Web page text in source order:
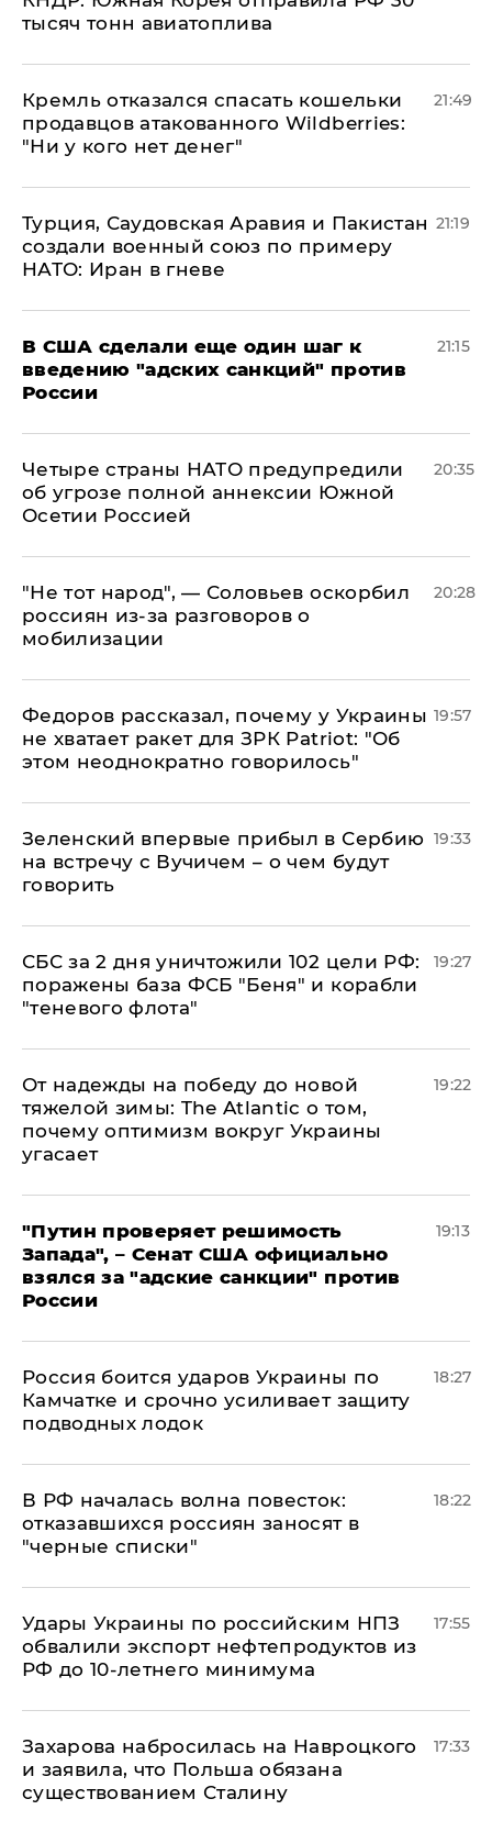
тысяч тонн авиатоплива
Кремль отказался спасать кошельки
продавцов атакованного Wildberries:
"Ни у кого нет денег"
21:49
Турция, Саудовская Аравия и Пакистан
создали военный союз по примеру
НАТО: Иран в гневе
21:19
В США сделали еще один шаг к
введению "адских санкций" против
России
21:15
Четыре страны НАТО предупредили
об угрозе полной аннексии Южной
Осетии Россией
20:35
​"Не тот народ", — Соловьев оскорбил
россиян из-за разговоров о
мобилизации
20:28
Федоров рассказал, почему у Украины
не хватает ракет для ЗРК Patriot: "Об
этом неоднократно говорилось"
19:57
Зеленский впервые прибыл в Сербию
на встречу с Вучичем – о чем будут
говорить
19:33
СБС за 2 дня уничтожили 102 цели РФ:
поражены база ФСБ "Беня" и корабли
"теневого флота"
19:27
От надежды на победу до новой
тяжелой зимы: The Atlantic о том,
почему оптимизм вокруг Украины
угасает
19:22
"Путин проверяет решимость
Запада", – Сенат США официально
взялся за "адские санкции" против
России
19:13
Россия боится ударов Украины по
Камчатке и срочно усиливает защиту
подводных лодок
18:27
​В РФ началась волна повесток:
отказавшихся россиян заносят в
"черные списки"
18:22
Удары Украины по российским НПЗ
обвалили экспорт нефтепродуктов из
РФ до 10-летнего минимума
17:55
​Захарова набросилась на Навроцкого
и заявила, что Польша обязана
существованием Сталину
17:33